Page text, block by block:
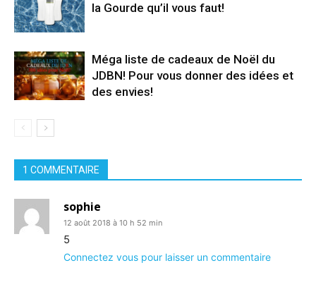
la Gourde qu’il vous faut!
Méga liste de cadeaux de Noël du
JDBN! Pour vous donner des idées et
des envies!
1 COMMENTAIRE
sophie
12 août 2018 à 10 h 52 min
5
Connectez vous pour laisser un commentaire